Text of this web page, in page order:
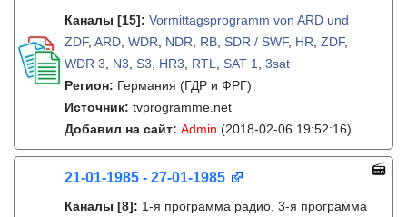
Каналы [15]: Vormittagsprogramm von ARD und
ZDF, ARD WDR NDR RB SDR / SWF, HR ZDF,
WDR 3
N3 S3 HR3 RTL SAT 1
3sat
Регион: Германия (ГДР и ФРГ)
Источник: tvprogramme.net
Добавил на сайт: Admin (2018-02-06 19:52:16)
21-01-1985 - 27-01-1985
Каналы [8]: 1-я программа радио, 3-я программа